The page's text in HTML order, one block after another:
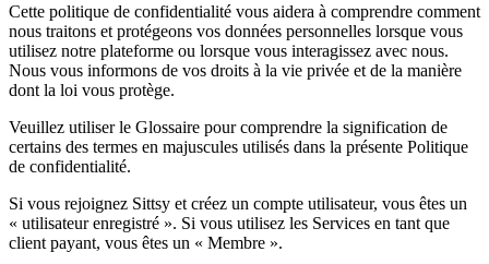
Cette politique de confidentialité vous aidera à comprendre comment
nous traitons et protégeons vos données personnelles lorsque vous
utilisez notre plateforme ou lorsque vous interagissez avec nous.
Nous vous informons de vos droits à la vie privée et de la manière
dont la loi vous protège.
Veuillez utiliser le Glossaire pour comprendre la signification de
certains des termes en majuscules utilisés dans la présente Politique
de confidentialité.
Si vous rejoignez Sittsy et créez un compte utilisateur, vous êtes un
« utilisateur enregistré ». Si vous utilisez les Services en tant que
client payant, vous êtes un « Membre ».